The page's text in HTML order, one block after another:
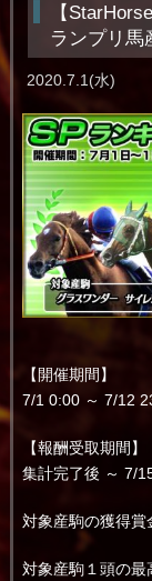
【
ランプリ馬
2020.7.1(水)
【開催期間】
7/1 0:00 ～ 7/12
【報酬受取期間】
集計完了後 ～ 7/
対象産駒の獲得賞
対象産駒１頭の最